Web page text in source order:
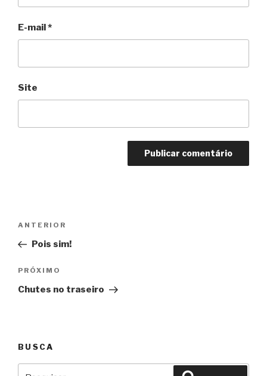
E-mail *
Site
Post
Anterior
ANTERIOR
Pois sim!
Próximo
PRÓXIMO
Chutes no traseiro
BUSCA